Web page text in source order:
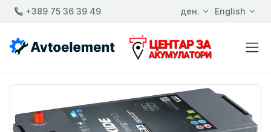
+389 75 36 39 49 ден. English